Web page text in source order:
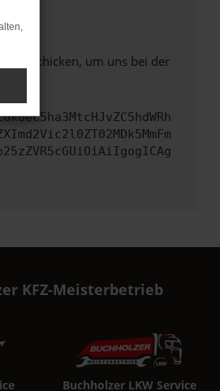
schicken, um uns bei der
KFZ-Meisterbetrieb
Buchholzer LKW Service